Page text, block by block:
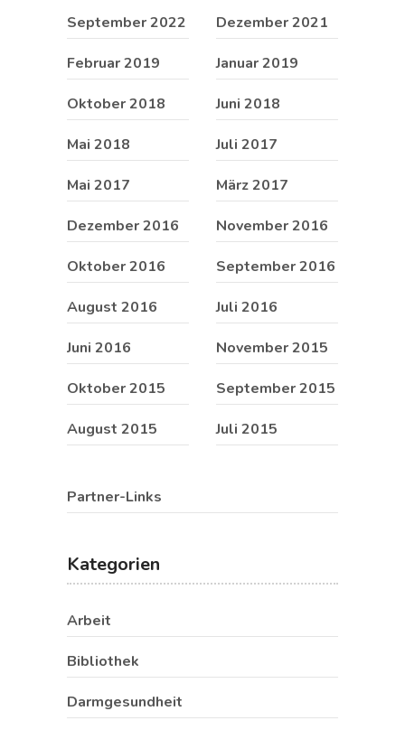
September 2022 Dezember 2021
Februar 2019 Januar 2019
Oktober 2018 Juni 2018
Mai 2018 Juli 2017
Mai 2017 März 2017
Dezember 2016 November 2016
Oktober 2016 September 2016
August 2016 Juli 2016
Juni 2016 November 2015
Oktober 2015 September 2015
August 2015 Juli 2015
Partner-Links
Kategorien
Arbeit
Bibliothek
Darmgesundheit